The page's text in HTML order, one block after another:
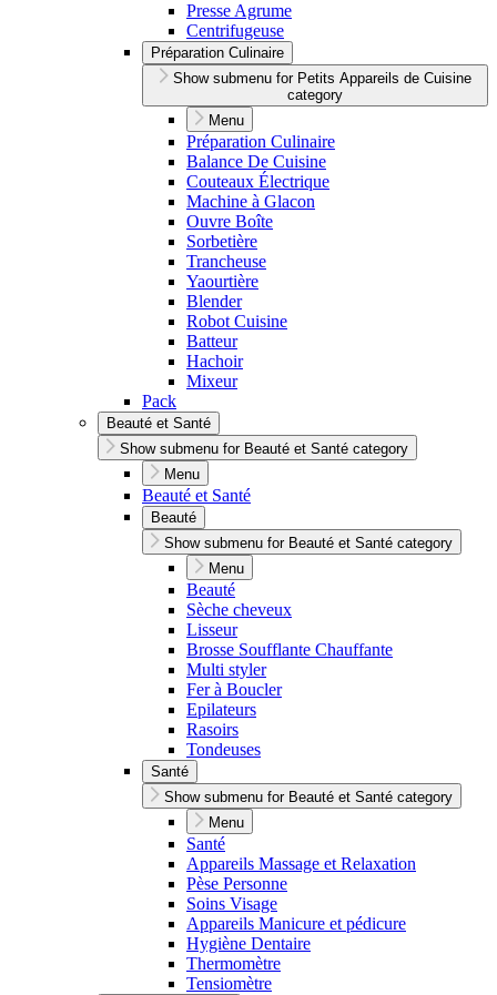
Presse Agrume
Centrifugeuse
Préparation Culinaire
Show submenu for Petits Appareils de Cuisine
category
Menu
Préparation Culinaire
Balance De Cuisine
Couteaux Électrique
Machine à Glacon
Ouvre Boîte
Sorbetière
Trancheuse
Yaourtière
Blender
Robot Cuisine
Batteur
Hachoir
Mixeur
Pack
Beauté et Santé
Show submenu for Beauté et Santé category
Menu
Beauté et Santé
Beauté
Show submenu for Beauté et Santé category
Menu
Beauté
Sèche cheveux
Lisseur
Brosse Soufflante Chauffante
Multi styler
Fer à Boucler
Epilateurs
Rasoirs
Tondeuses
Santé
Show submenu for Beauté et Santé category
Menu
Santé
Appareils Massage et Relaxation
Pèse Personne
Soins Visage
Appareils Manicure et pédicure
Hygiène Dentaire
Thermomètre
Tensiomètre